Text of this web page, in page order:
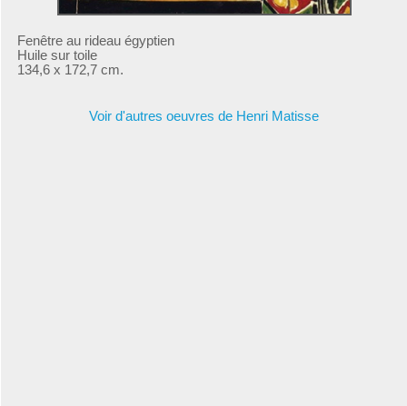
Fenêtre au rideau égyptien
Huile sur toile
134,6 x 172,7 cm.
Voir d'autres oeuvres de Henri Matisse